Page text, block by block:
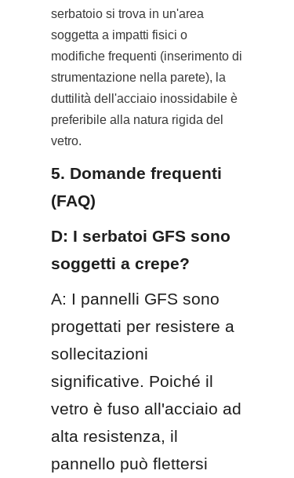
serbatoio si trova in un'area
soggetta a impatti fisici o
modifiche frequenti (inserimento di
strumentazione nella parete), la
duttilità dell'acciaio inossidabile è
preferibile alla natura rigida del
vetro.
5. Domande frequenti
(FAQ)
D: I serbatoi GFS sono
soggetti a crepe?
A: I pannelli GFS sono
progettati per resistere a
sollecitazioni
significative. Poiché il
vetro è fuso all'acciaio ad
alta resistenza, il
pannello può flettersi